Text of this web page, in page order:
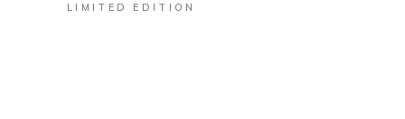
LIMITED EDITION